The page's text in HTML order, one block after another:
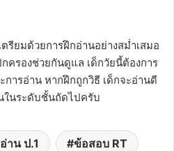
รียมด้วยการฝึกอ่านอย่างสม่ำเสมอ
ครองช่วยกันดูแล เด็กวัยนี้ต้องการ
ารอ่าน หากฝึกถูกวิธี เด็กจะอ่านดี
ในระดับชั้นถัดไปครับ
าน ป.1 ข้อสอบ RT